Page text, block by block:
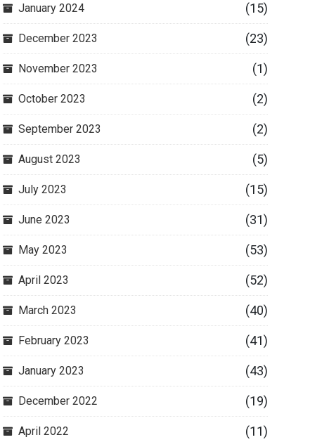
January 2024 (15)
December 2023 (23)
November 2023 (1)
October 2023 (2)
September 2023 (2)
August 2023 (5)
July 2023 (15)
June 2023 (31)
May 2023 (53)
April 2023 (52)
March 2023 (40)
February 2023 (41)
January 2023 (43)
December 2022 (19)
April 2022 (11)